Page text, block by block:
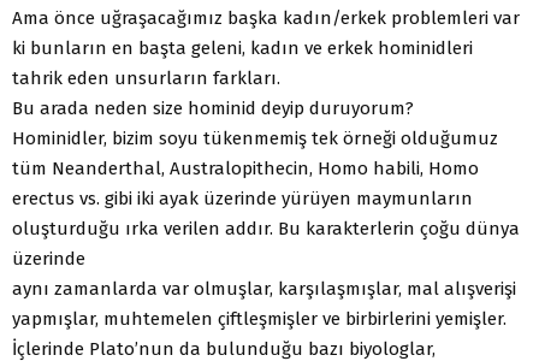
Ama önce uğraşacağımız başka kadın/erkek problemleri var
ki bunların en başta geleni, kadın ve erkek hominidleri
tahrik eden unsurların farkları.
Bu arada neden size hominid deyip duruyorum?
Hominidler, bizim soyu tükenmemiş tek örneği olduğumuz
tüm Neanderthal, Australopithecin, Homo habili, Homo
erectus vs. gibi iki ayak üzerinde yürüyen maymunların
oluşturduğu ırka verilen addır. Bu karakterlerin çoğu dünya
üzerinde
aynı zamanlarda var olmuşlar, karşılaşmışlar, mal alışverişi
yapmışlar, muhtemelen çiftleşmişler ve birbirlerini yemişler.
İçlerinde Plato’nun da bulunduğu bazı biyologlar,